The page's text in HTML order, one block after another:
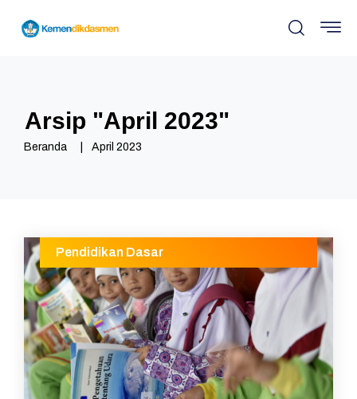
Arsip "April 2023"
Beranda April 2023
Pendidikan Dasar